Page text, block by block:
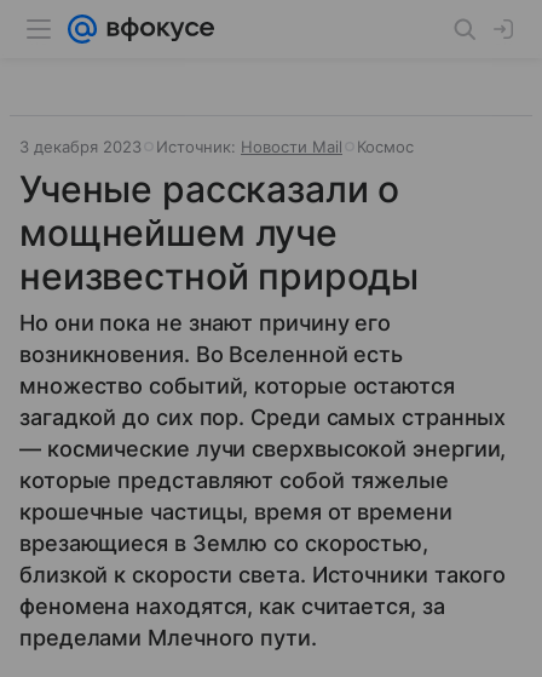
3 декабря 2023 Источник: Новости Mail Космос
Ученые рассказали о
мощнейшем луче
неизвестной природы
Но они пока не знают причину его
возникновения. Во Вселенной есть
множество событий, которые остаются
загадкой до сих пор. Среди самых странных
— космические лучи сверхвысокой энергии,
которые представляют собой тяжелые
крошечные частицы, время от времени
врезающиеся в Землю со скоростью,
близкой к скорости света. Источники такого
феномена находятся, как считается, за
пределами Млечного пути.